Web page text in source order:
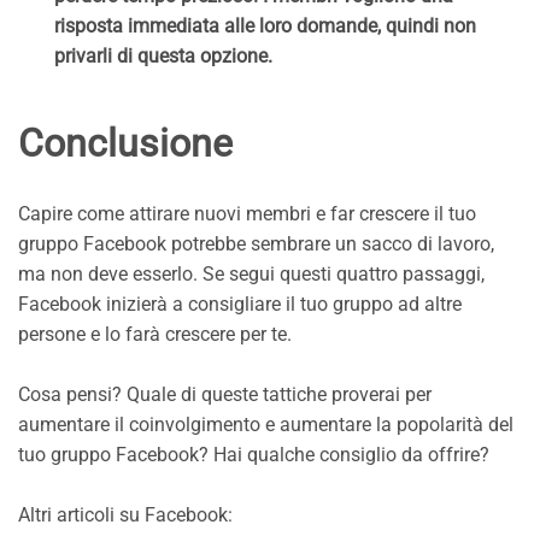
risposta immediata alle loro domande, quindi non
privarli di questa opzione.
Conclusione
Capire come attirare nuovi membri e far crescere il tuo
gruppo Facebook potrebbe sembrare un sacco di lavoro,
ma non deve esserlo. Se segui questi quattro passaggi,
Facebook inizierà a consigliare il tuo gruppo ad altre
persone e lo farà crescere per te.
Cosa pensi? Quale di queste tattiche proverai per
aumentare il coinvolgimento e aumentare la popolarità del
tuo gruppo Facebook? Hai qualche consiglio da offrire?
Altri articoli su Facebook: